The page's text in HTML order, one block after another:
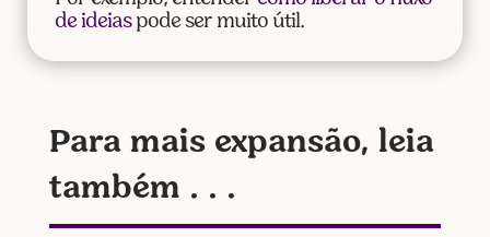
de ideiaspode ser muito útil.
Para mais expansão, leia
também . . .